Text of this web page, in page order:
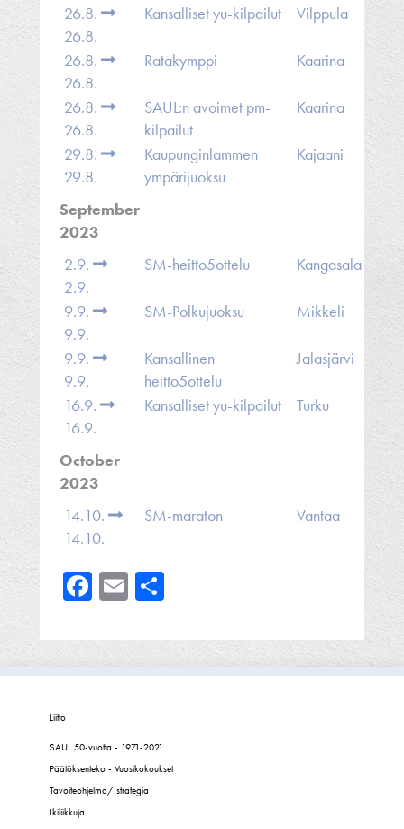
26.8.
26.8.
Kansalliset yu-kilpailut Vilppula
26.8.
26.8.
Ratakymppi Kaarina
26.8.
26.8.
SAUL:n avoimet pm-
kilpailut
Kaarina
29.8.
29.8.
Kaupunginlammen
ympärijuoksu
Kajaani
September
2023
2.9.
2.9.
SM-heitto5ottelu Kangasala
9.9.
9.9.
SM-Polkujuoksu Mikkeli
9.9.
9.9.
Kansallinen
heitto5ottelu
Jalasjärvi
16.9.
16.9.
Kansalliset yu-kilpailut Turku
October
2023
14.10.
14.10.
SM-maraton Vantaa
Facebook
Email
Liitto
SAUL 50-vuotta - 1971-2021
Päätöksenteko - Vuosikokoukset
Tavoiteohjelma/ strategia
Ikiliikkuja